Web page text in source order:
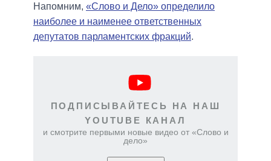
Напомним, «Слово и Дело» определило
наиболее и наименее ответственных
депутатов парламентских фракций.
ПОДПИСЫВАЙТЕСЬ НА НАШ
YOUTUBE КАНАЛ
и смотрите первыми новые видео от «Слово и
дело»